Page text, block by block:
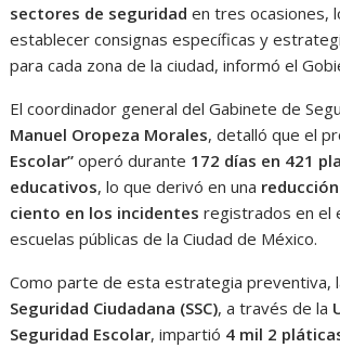
sectores de seguridad en tres ocasiones,
establecer consignas específicas y
para cada zona de la ciudad, informó el
El coordinador general del Gabinete de
Manuel Oropeza Morales, detalló que el
Escolar” operó durante 172 días en 421
educativos, lo que derivó en una
ciento en los incidentes registrados en el
escuelas públicas de la Ciudad de México.
Como parte de esta estrategia preventiva,
Seguridad Ciudadana (SSC), a través de la
Seguridad Escolar, impartió 4 mil 2